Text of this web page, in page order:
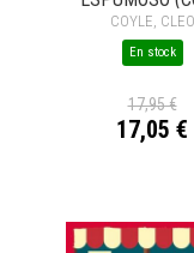
MYSTERY)
COYLE, CLEO
En stock
17,95 €
17,05 €